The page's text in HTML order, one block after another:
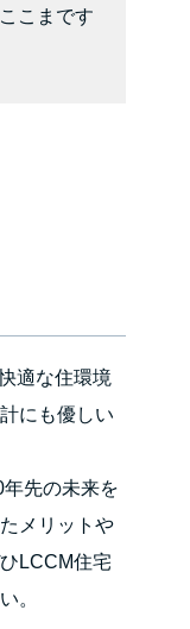
こまです
適な住環境
にも優しい
先の未来を
メリットや
LCCM住宅
。